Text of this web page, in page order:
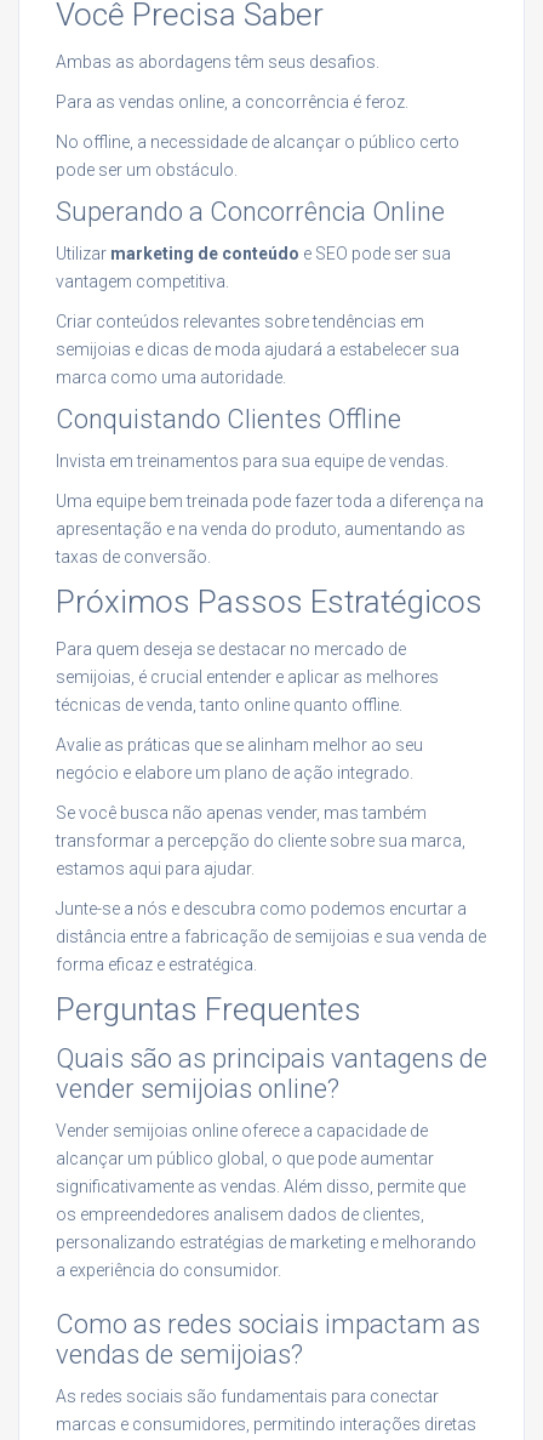
Você Precisa Saber
Ambas as abordagens têm seus desafios.
Para as vendas online, a concorrência é feroz.
No offline, a necessidade de alcançar o público certo
pode ser um obstáculo.
Superando a Concorrência Online
Utilizar marketing de conteúdo e SEO pode ser sua
vantagem competitiva.
Criar conteúdos relevantes sobre tendências em
semijoias e dicas de moda ajudará a estabelecer sua
marca como uma autoridade.
Conquistando Clientes Offline
Invista em treinamentos para sua equipe de vendas.
Uma equipe bem treinada pode fazer toda a diferença na
apresentação e na venda do produto, aumentando as
taxas de conversão.
Próximos Passos Estratégicos
Para quem deseja se destacar no mercado de
semijoias, é crucial entender e aplicar as melhores
técnicas de venda, tanto online quanto offline.
Avalie as práticas que se alinham melhor ao seu
negócio e elabore um plano de ação integrado.
Se você busca não apenas vender, mas também
transformar a percepção do cliente sobre sua marca,
estamos aqui para ajudar.
Junte-se a nós e descubra como podemos encurtar a
distância entre a fabricação de semijoias e sua venda de
forma eficaz e estratégica.
Perguntas Frequentes
Quais são as principais vantagens de
vender semijoias online?
Vender semijoias online oferece a capacidade de
alcançar um público global, o que pode aumentar
significativamente as vendas. Além disso, permite que
os empreendedores analisem dados de clientes,
personalizando estratégias de marketing e melhorando
a experiência do consumidor.
Como as redes sociais impactam as
vendas de semijoias?
As redes sociais são fundamentais para conectar
marcas e consumidores, permitindo interações diretas